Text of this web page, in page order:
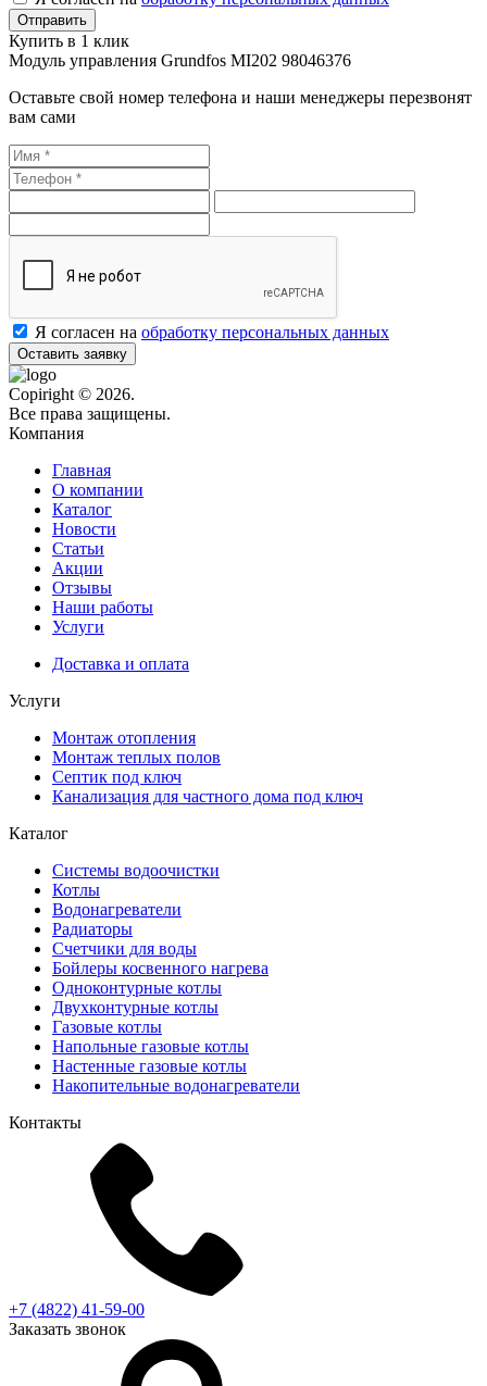
Купить в 1 клик
Модуль управления Grundfos MI202 98046376
Оставьте свой номер телефона и наши менеджеры перезвонят
вам сами
Я согласен на обработку персональных данных
Оставить заявку
Copiright © 2026.
Все права защищены.
Компания
Главная
О компании
Каталог
Новости
Статьи
Акции
Отзывы
Наши работы
Услуги
Доставка и оплата
Услуги
Монтаж отопления
Монтаж теплых полов
Септик под ключ
Канализация для частного дома под ключ
Каталог
Системы водоочистки
Котлы
Водонагреватели
Радиаторы
Cчетчики для воды
Бойлеры косвенного нагрева
Одноконтурные котлы
Двухконтурные котлы
Газовые котлы
Напольные газовые котлы
Настенные газовые котлы
Накопительные водонагреватели
Контакты
+7 (4822) 41-59-00
Заказать звонок